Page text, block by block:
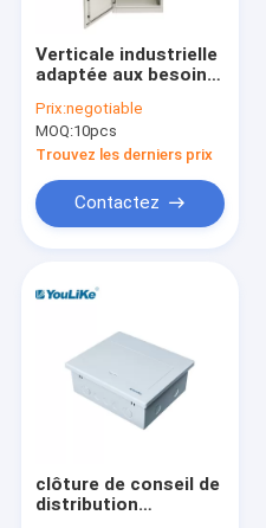
Verticale industrielle
adaptée aux besoins
de conseil de
distribution d'énergie
Prix:negotiable
MOQ:10pcs
Trouvez les derniers prix
Contactez
clôture de conseil de
distribution